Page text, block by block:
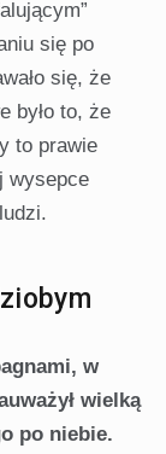
się po
się, że
było to, że
to prawie
wysepce
w
wielką
po niebie.